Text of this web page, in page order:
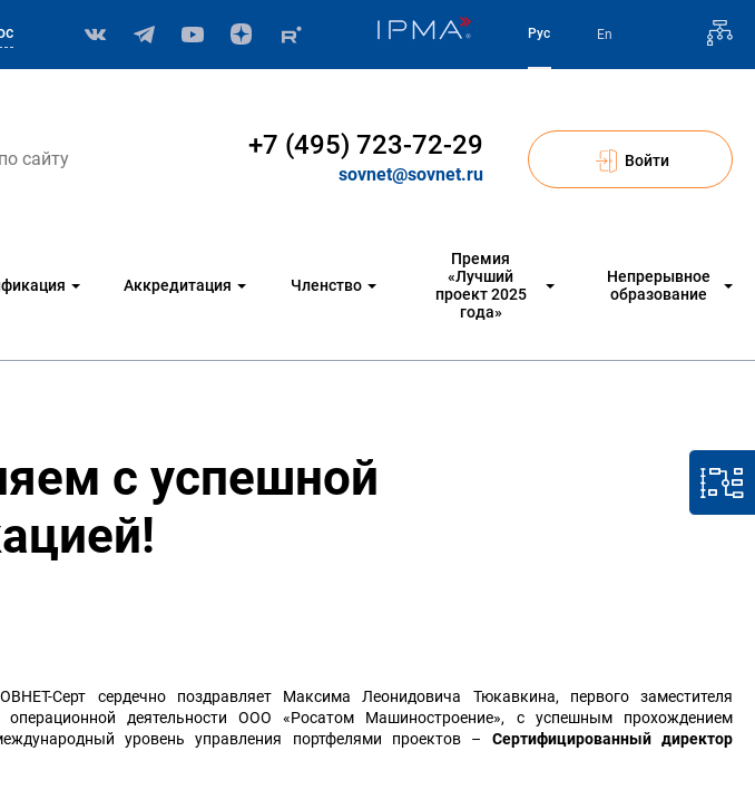
Рус En
+7 (495) 723-72-29
sovnet@sovnet.ru
Войти
Аккредитация Членство
Премия
«Лучший
проект 2025
года»
Непрерывное
образование
с успешной
Серт сердечно поздравляет Максима Леонидовича Тюкавкина, первого заместителя
операционной деятельности ООО «Росатом Машиностроение», с успешным прохождением
уровень управления портфелями проектов – Сертифицированный директор